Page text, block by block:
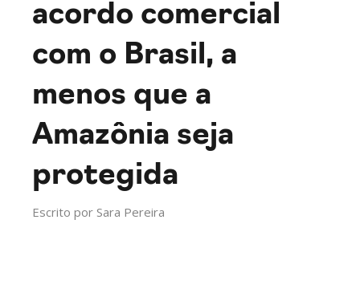
acordo comercial
com o Brasil, a
menos que a
Amazônia seja
protegida
Escrito por Sara Pereira